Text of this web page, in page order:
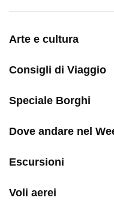
Arte e cultura
Consigli di Viaggio
Speciale Borghi
Dove andare nel
Escursioni
Voli aerei